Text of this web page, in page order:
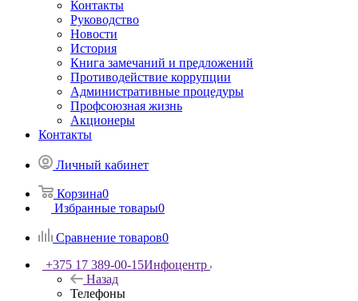
Контакты
Руководство
Новости
История
Книга замечаний и предложений
Противодействие коррупции
Административные процедуры
Профсоюзная жизнь
Акционеры
Контакты
Личный кабинет
Корзина0
Избранные товары0
Сравнение товаров0
+375 17 389-00-15Инфоцентр
Назад
Телефоны